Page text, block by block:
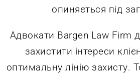
опиняється під
Адвокати Bargen Law Firm
захистити інтереси
оптимальну лінію захисту.